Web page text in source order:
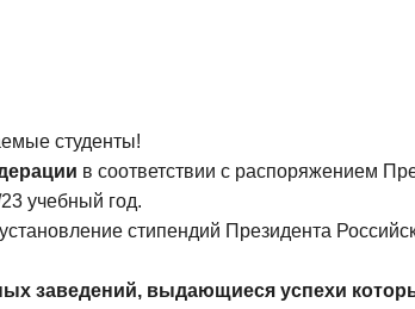
студенты!
в соответствии с распоряжением
учебный год.
стипендий Президента
заведений, выдающиеся успехи